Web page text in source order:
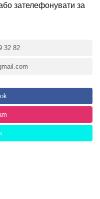
зателефонувати за
32 82